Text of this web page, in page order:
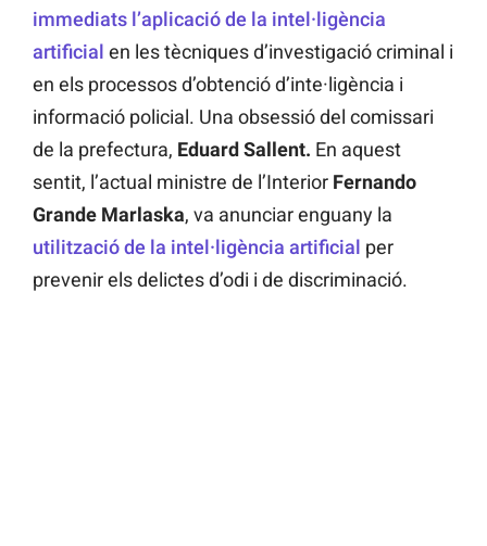
immediats l’aplicació de la intel·ligència
artificial en les tècniques d’investigació criminal i
en els processos d’obtenció d’inte·ligència i
informació policial. Una obsessió del comissari
de la prefectura, Eduard Sallent. En aquest
sentit, l’actual ministre de l’Interior Fernando
Grande Marlaska, va anunciar enguany la
utilització de la intel·ligència artificial per
prevenir els delictes d’odi i de discriminació.